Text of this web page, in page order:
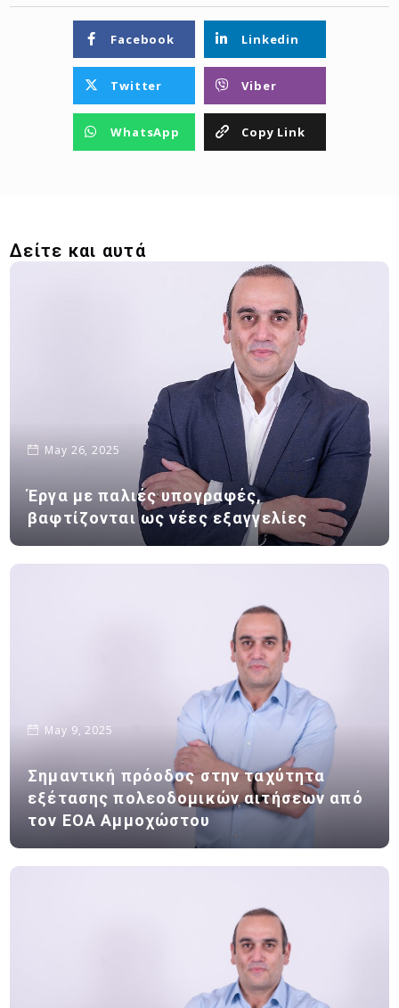
Facebook Linkedin
Twitter Viber
WhatsApp Copy Link
Δείτε και αυτά
May 26, 2025
Έργα με παλιές υπογραφές,
βαφτίζονται ως νέες εξαγγελίες
May 9, 2025
Σημαντική πρόοδος στην ταχύτητα
εξέτασης πολεοδομικών αιτήσεων από
τον ΕΟΑ Αμμοχώστου